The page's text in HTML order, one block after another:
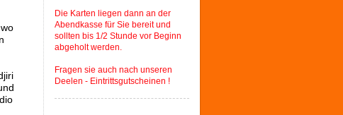
Die Karten liegen dann an der
Abendkasse für Sie bereit und
sollten bis 1/2 Stunde vor Beginn
abgeholt werden.
Fragen sie auch nach unseren
Deelen - Eintrittsgutscheinen !